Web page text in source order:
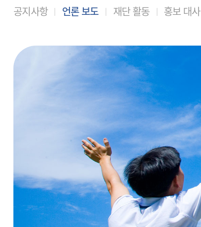
공지사항 언론 보도 재단 활동 홍보 대사